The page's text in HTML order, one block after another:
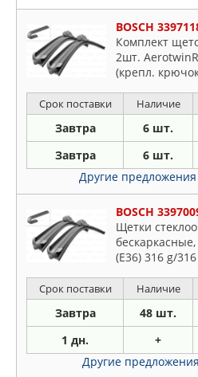
BOSCH
Комплект
2шт.
(крепл.
Срок поставки Наличие
Завтра 6 шт.
Завтра 6 шт.
Другие предложения
BOSCH
Щетки
(E36) 316 g/
95-03 , Z3
Срок поставки Наличие
Завтра 48 шт.
1 дн. +
Другие